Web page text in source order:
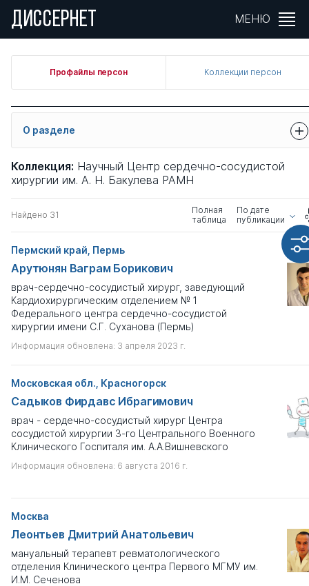
ДИССЕРНЕТ МЕНЮ
Профайлы персон Коллекции персон
О разделе
Перед вами список фигурантов Диссернета. О принципах
включения персон в диссернетовскую базу мы написали в
разделе
Для получения более подробной информации о персонах
нажмите на кнопку "Полная таблица" прямо под этим
текстом. Там есть дополнительные данные и сортировка
по параметрам.
По умолчанию в разделе показаны
профайлами.Информация об этих персонах найдена в
открытых источниках.
Если вы хотите посмотреть полный список персон
Диссернета, отключите в поисковых фильтрах чек-бокс
"только с профайлом".
Коллекция: Научный Центр сердечно-сосудистой
хирургии им. А. Н. Бакулева РАМН
Найдено 31
Полная
таблица
По дате
публикации
Пермский край, Пермь
Арутюнян Ваграм Борикович
врач-сердечно-сосудистый хирург, заведующий
Кардиохирургическим отделением № 1
Федерального центра сердечно-сосудистой
хирургии имени С.Г. Суханова (Пермь)
Информация обновлена: 3 апреля 2023 г.
Московская обл., Красногорск
Садыков Фирдавс Ибрагимович
врач - сердечно-сосудистый хирург Центра
сосудистой хирургии 3-го Центрального Военного
Клинического Госпиталя им. А.А.Виш­невского
Информация обновлена: 6 августа 2016 г.
Москва
Леонтьев Дмитрий Анатольевич
мануальный терапевт ревматологического
отделения Клинического центра Первого МГМУ им.
И.М. Сеченова
Фильтры
Страна
Выберите страну
Регион ?
Выберите или введите
Город или населенный пункт
Выберите или введите
Фамилия персоны
Научная специальность ?
Выберите
Коллекция
Научный Центр сердечно-с...
Лишен степени
Не важно
Наличие собственных диссертаций ?
Не важно
Автор некорректных публикаций
Выберите